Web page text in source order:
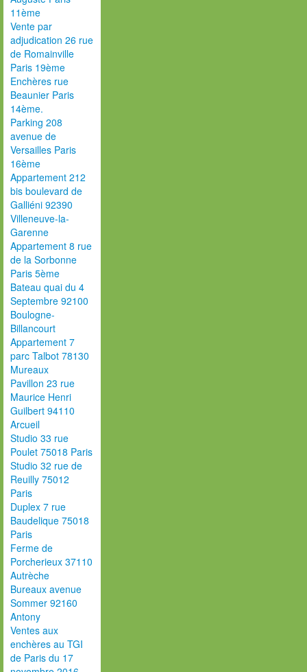
11ème
Vente par
adjudication 26 rue
de Romainville
Paris 19ème
Enchères rue
Beaunier Paris
14ème.
Parking 208
avenue de
Versailles Paris
16ème
Appartement 212
bis boulevard de
Galliéni 92390
Villeneuve-la-
Garenne
Appartement 8 rue
de la Sorbonne
Paris 5ème
Bateau quai du 4
Septembre 92100
Boulogne-
Billancourt
Appartement 7
parc Talbot 78130
Mureaux
Pavillon 23 rue
Maurice Henri
Guilbert 94110
Arcueil
Studio 33 rue
Poulet 75018 Paris
Studio 32 rue de
Reuilly 75012
Paris
Duplex 7 rue
Baudelique 75018
Paris
Ferme de
Porcherieux 37110
Autrèche
Bureaux avenue
Sommer 92160
Antony
Ventes aux
enchères au TGI
de Paris du 17